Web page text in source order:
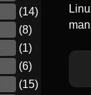
(14)
(8)
(1)
(6)
(15)